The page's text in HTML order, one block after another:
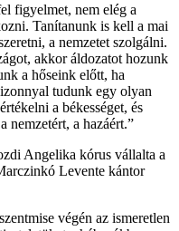
figyelmet, nem elég a
Tanítanunk is kell a mai
a nemzetet szolgálni.
akkor áldozatot hozunk
a hőseink előtt, ha
tudunk egy olyan
a békességet, és
nemzetért, a hazáért.”
Angelika kórus vállalta a
Levente kántor
végén az ismeretlen